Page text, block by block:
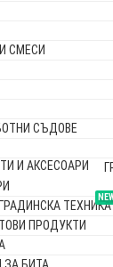
СМЕСИ
СЪДОВЕ
ГРАДИНСКА ТЕХНИКА
ПРОДУКТИ